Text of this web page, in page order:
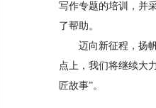
写作专题的培训，并
了帮助。
迈向新征程，扬
点上，我们将继续大
匠故事”。